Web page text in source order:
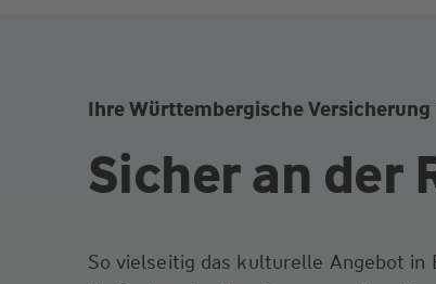
Ihre Württembergische Versicherung
Sicher an der
So vielseitig das kulturelle Angebot in